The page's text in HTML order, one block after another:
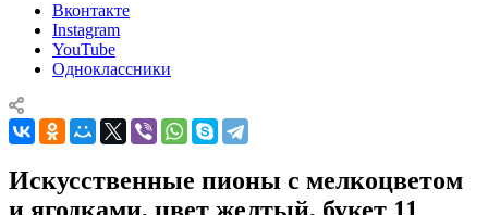
Вконтакте
Instagram
YouTube
Одноклассники
Искусственные пионы с мелкоцветом